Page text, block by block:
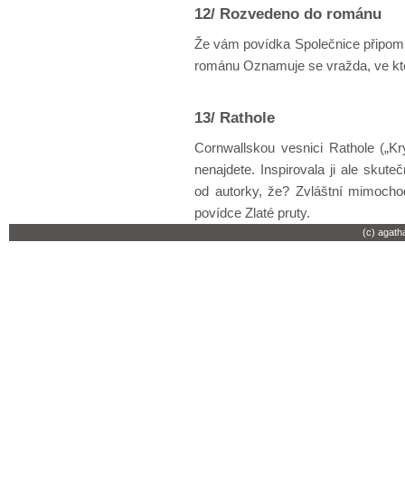
12/ Rozvedeno do románu
Že vám povídka Společnice
románu Oznamuje se vražda, ve
13/ Rathole
Cornwallskou vesnici Rathole
nenajdete. Inspirovala ji ale
od autorky, že? Zvláštní
povídce Zlaté pruty.
(c)